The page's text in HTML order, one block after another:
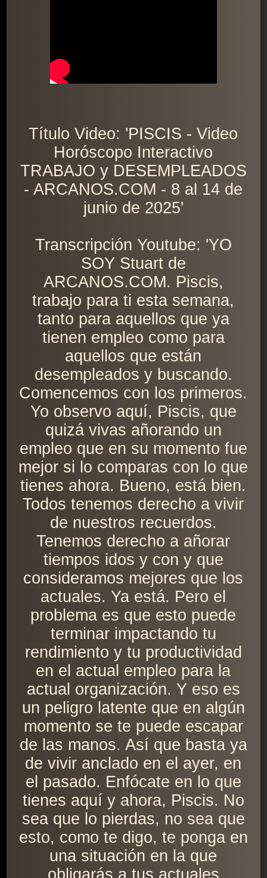
Título Video: 'PISCIS - Video
Horóscopo Interactivo
TRABAJO y DESEMPLEADOS
- ARCANOS.COM - 8 al 14 de
junio de 2025'
Transcripción Youtube: 'YO
SOY Stuart de
ARCANOS.COM. Piscis,
trabajo para ti esta semana,
tanto para aquellos que ya
tienen empleo como para
aquellos que están
desempleados y buscando.
Comencemos con los primeros.
Yo observo aquí, Piscis, que
quizá vivas añorando un
empleo que en su momento fue
mejor si lo comparas con lo que
tienes ahora. Bueno, está bien.
Todos tenemos derecho a vivir
de nuestros recuerdos.
Tenemos derecho a añorar
tiempos idos y con y que
consideramos mejores que los
actuales. Ya está. Pero el
problema es que esto puede
terminar impactando tu
rendimiento y tu productividad
en el actual empleo para la
actual organización. Y eso es
un peligro latente que en algún
momento se te puede escapar
de las manos. Así que basta ya
de vivir anclado en el ayer, en
el pasado. Enfócate en lo que
tienes aquí y ahora, Piscis. No
sea que lo pierdas, no sea que
esto, como te digo, te ponga en
una situación en la que